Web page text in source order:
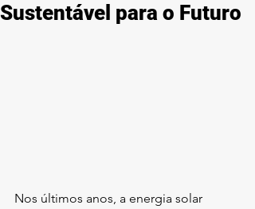
Sustentável para o Futuro
Nos últimos anos, a energia solar